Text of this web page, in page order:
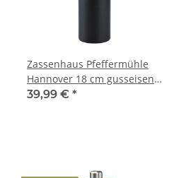
Zassenhaus Pfeffermühle
Hannover 18 cm gusseisen-
schwarz / Olivenholz
39,99 € *